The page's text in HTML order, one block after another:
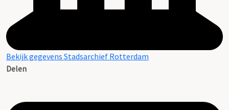
Bekijk gegevens Stadsarchief Rotterdam
Delen